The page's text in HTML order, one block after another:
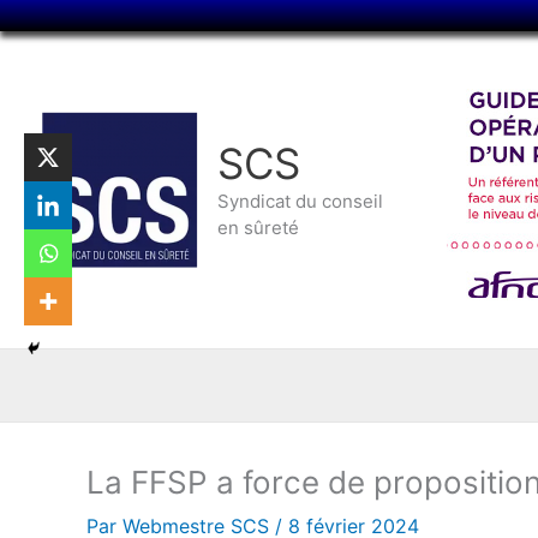
Aller
au
SCS
Syndicat du conseil
en sûreté
La FFSP a force de
Par Webmestre SCS / 8 février 2024